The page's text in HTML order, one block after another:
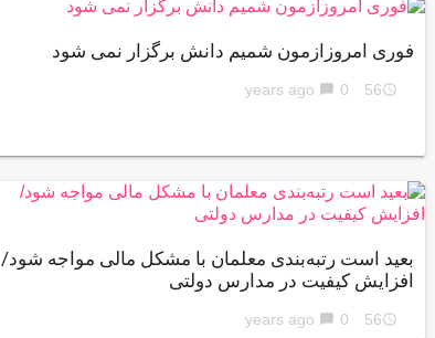
فوری امروزازمون شمیم دانش برگزار نمی شود
access_time
56 years ago
chat_bubble 0
بعید است رتبه‌بندی معلمان با مشکل مالی مواجه شود/
افزایش کیفیت در مدارس دولتی
access_time
56 years ago
chat_bubble 0